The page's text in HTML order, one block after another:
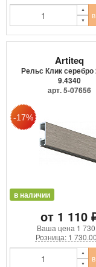
Artiteq
Рельс Клик серебро
9.4340
арт. 5-07656
в наличии
от 1 110
Ваша цена 1
Розница: 1